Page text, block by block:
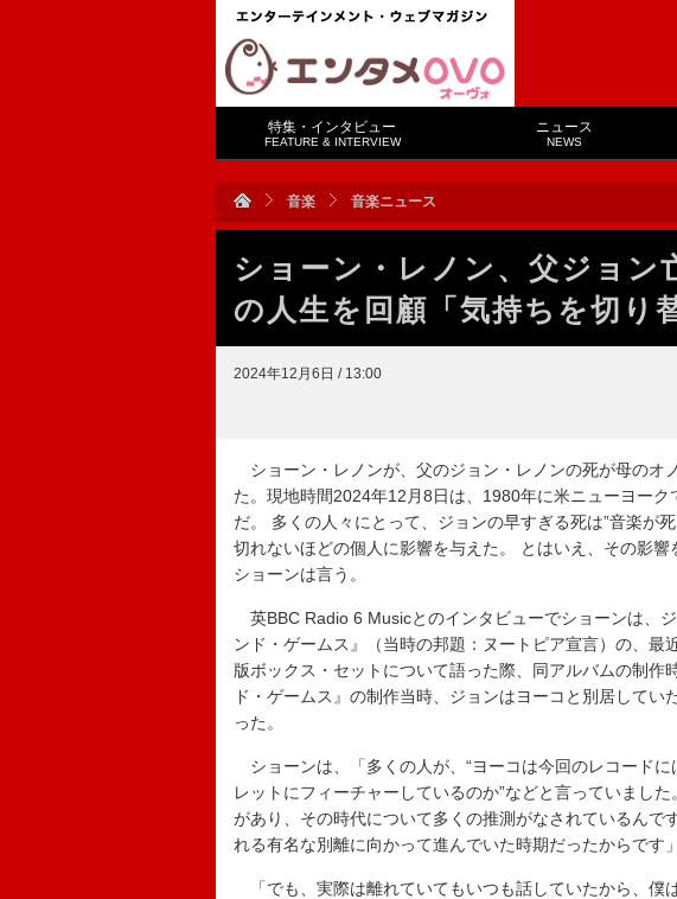
特集・インタビュー
FEATURE & INTERVIEW
ニュース
NEWS
音楽 音楽ニュース
ショーン・レノン、父ジョン
の人生を回顧「気持ちを切り
2024年12月6日 / 13:00
ショーン・レノンが、父のジョン・レノンの死が母のオ
た。現地時間2024年12月8日は、1980年に米ニューヨー
だ。 多くの人々にとって、ジョンの早すぎる死は”音楽が
切れないほどの個人に影響を与えた。 とはいえ、その影
ショーンは言う。
英BBC Radio 6 Musicとのインタビューでショーンは、
ンド・ゲームス』（当時の邦題：ヌートピア宣言）の、最
版ボックス・セットについて語った際、同アルバムの制作
ド・ゲームス』の制作当時、ジョンはヨーコと別居してい
った。
ショーンは、「多くの人が、“ヨーコは今回のレコード
レットにフィーチャーしているのか”などと言っていまし
があり、その時代について多くの推測がなされているんで
れる有名な別離に向かって進んでいた時期だったからです
「でも、実際は離れていてもいつも話していたから、僕